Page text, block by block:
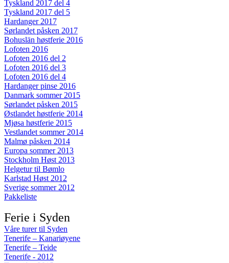
Tyskland 2017 del 4
Tyskland 2017 del 5
Hardanger 2017
Sørlandet påsken 2017
Bohuslän høstferie 2016
Lofoten 2016
Lofoten 2016 del 2
Lofoten 2016 del 3
Lofoten 2016 del 4
Hardanger pinse 2016
Danmark sommer 2015
Sørlandet påsken 2015
Østlandet høstferie 2014
Mjøsa høstferie 2015
Vestlandet sommer 2014
Malmø påsken 2014
Europa sommer 2013
Stockholm Høst 2013
Helgetur til Bømlo
Karlstad Høst 2012
Sverige sommer 2012
Pakkeliste
Ferie i Syden
Våre turer til Syden
Tenerife – Kanariøyene
Tenerife – Teide
Tenerife - 2012